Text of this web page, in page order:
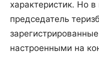
характеристик. Но
председатель
настроенными на